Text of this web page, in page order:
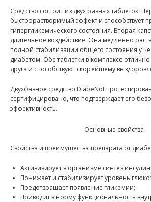
Средство состоит из двух разных таблеток.
быстрорастворимый эффект и способствует
гипергликемического состояния. Вторая
длительное воздействие. Она медленно
полной стабилизации общего состояния у
диабетом. Обе таблетки в комплексе
друга и способствуют скорейшему
Двухфазное средство DiabeNot
сертифицировано, что подтверждает его
эффективность.
Основные свойства
Свойства и преимущества препарата от
Активизирует в организме синтез
Понижает и стабилизирует уровень
Предотвращает появление гликемии;
Приводит в норму функциональность